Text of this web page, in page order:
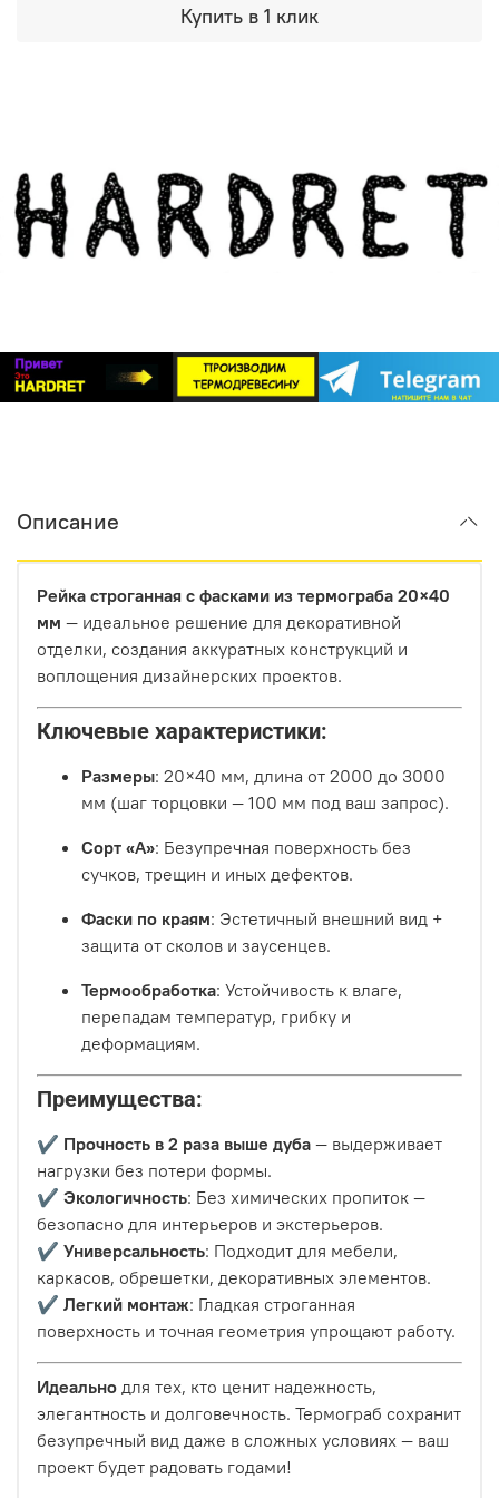
паре с системой «БлицПланк», которая
обеспечивает вентиляцию и отвод влаги, вы
получаете конструкцию, которая прослужит
десятилетия.
поверхность. Термодревесина HARDRET,
благодаря своей однородной структуре и
глубокому, благородному оттенку (от светлой
Как это работает на практике?
Процесс максимально прост:
Вы выбираете доски из нашей линейки
термодревесины HARDRET.
Заказываете комплект «БлицПланк», подходящий
под вашу задачу (для фасада с шагом
направляющих 60 см или для террасы с шагом 50
см).
Монтируете. Первая доска фиксируется стартовым
крепежом, последующие просто защелкиваются
«Крылан».
и никаких лишних движений.
Купить в 1 клик
Описание
Рейка строганная с фасками из термограба 20×40
мм — идеальное решение для декоративной
отделки, создания аккуратных конструкций и
воплощения дизайнерских проектов.
Ключевые характеристики:
Размеры: 20×40 мм, длина от 2000 до 3000
мм (шаг торцовки — 100 мм под ваш запрос).
Сорт «А»: Безупречная поверхность без
сучков, трещин и иных дефектов.
Фаски по краям: Эстетичный внешний вид +
защита от сколов и заусенцев.
Термообработка: Устойчивость к влаге,
перепадам температур, грибку и
деформациям.
Преимущества:
✔️ Прочность в 2 раза выше дуба — выдерживает
нагрузки без потери формы.
✔️ Экологичность: Без химических пропиток —
безопасно для интерьеров и экстерьеров.
✔️ Универсальность: Подходит для мебели,
каркасов, обрешетки, декоративных элементов.
✔️ Легкий монтаж: Гладкая строганная
поверхность и точная геометрия упрощают работу.
Идеально для тех, кто ценит надежность,
элегантность и долговечность. Термограб сохранит
безупречный вид даже в сложных условиях — ваш
проект будет радовать годами!